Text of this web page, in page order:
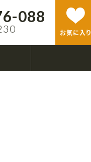
088
お気に入り